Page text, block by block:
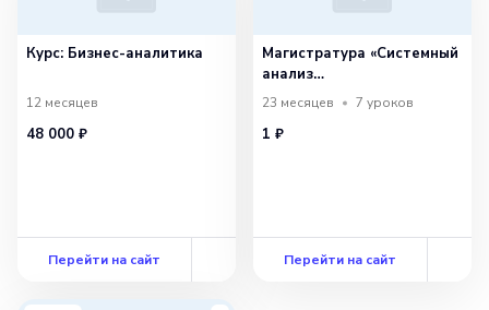
Курс: Бизнес-аналитика
12 месяцев
48 000 ₽
Перейти на сайт
Магистратура «Системный
анализ
и интеллектуальные
системы управления
бизнес-процессами»
23 месяцев 7 уроков
1 ₽
Перейти на сайт